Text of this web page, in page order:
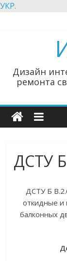
УКР.
Дизайн
ремонта
ДСТУ
ДСТУ Б
откидные и
балконных